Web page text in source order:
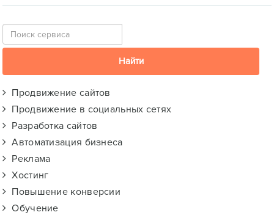
Продвижение сайтов
Продвижение в социальных сетях
Разработка сайтов
Автоматизация бизнеса
Реклама
Хостинг
Повышение конверсии
Обучение